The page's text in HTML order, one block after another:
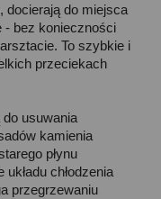
docierają do miejsca
- bez konieczności
To szybkie i
przeciekach
do usuwania
kamienia
płynu
chłodzenia
przegrzewaniu